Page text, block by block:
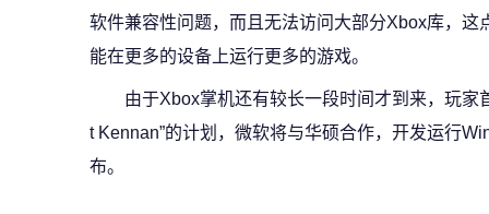
软件兼容性问题，而且无法访问大部分Xbox库，
能在更多的设备上运行更多的游戏。
由于Xbox掌机还有较长一段时间才到来，玩家
t Kennan”的计划，微软将与华硕合作，开发运行
布。